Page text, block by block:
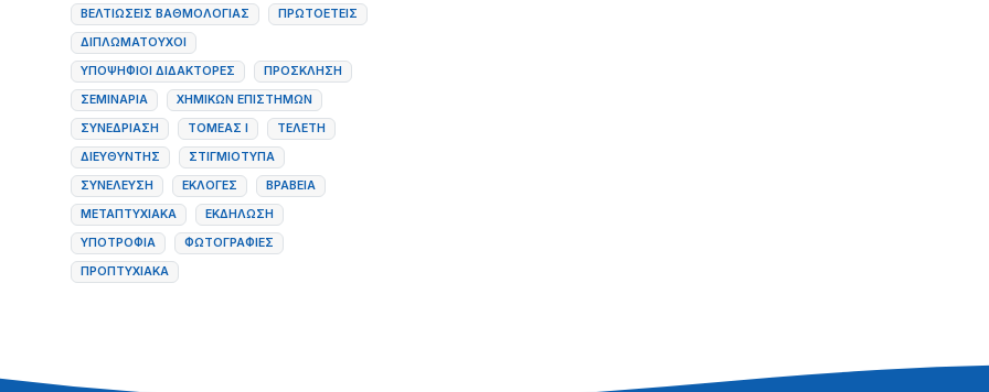
ΒΕΛΤΙΏΣΕΙΣ ΒΑΘΜΟΛΟΓΊΑΣ
ΠΡΩΤΟΕΤΕΊΣ
ΔΙΠΛΩΜΑΤΟΎΧΟΙ
ΥΠΟΨΉΦΙΟΙ ΔΙΔΆΚΤΟΡΕΣ
ΠΡΌΣΚΛΗΣΗ
ΣΕΜΙΝΆΡΙΑ
ΧΗΜΙΚΏΝ ΕΠΙΣΤΗΜΏΝ
ΣΥΝΕΔΡΊΑΣΗ
ΤΟΜΈΑΣ Ι
ΤΕΛΕΤΉ
ΔΙΕΥΘΥΝΤΉΣ
ΣΤΙΓΜΙΌΤΥΠΑ
ΣΥΝΈΛΕΥΣΗ
ΕΚΛΟΓΈΣ
ΒΡΑΒΕΊΑ
ΜΕΤΑΠΤΥΧΙΑΚΆ
ΕΚΔΉΛΩΣΗ
ΥΠΟΤΡΟΦΊΑ
ΦΩΤΟΓΡΑΦΊΕΣ
ΠΡΟΠΤΥΧΙΑΚΆ